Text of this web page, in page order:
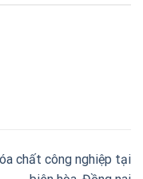
chất công nghiệp tại